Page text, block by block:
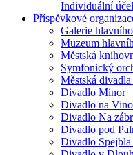
Individuální
Příspěvkové
Galerie
Muzeum
Městská
Symfonický
Městská divadla
Divadlo Minor
Divadlo na
Divadlo Na
Divadlo pod
Divadlo